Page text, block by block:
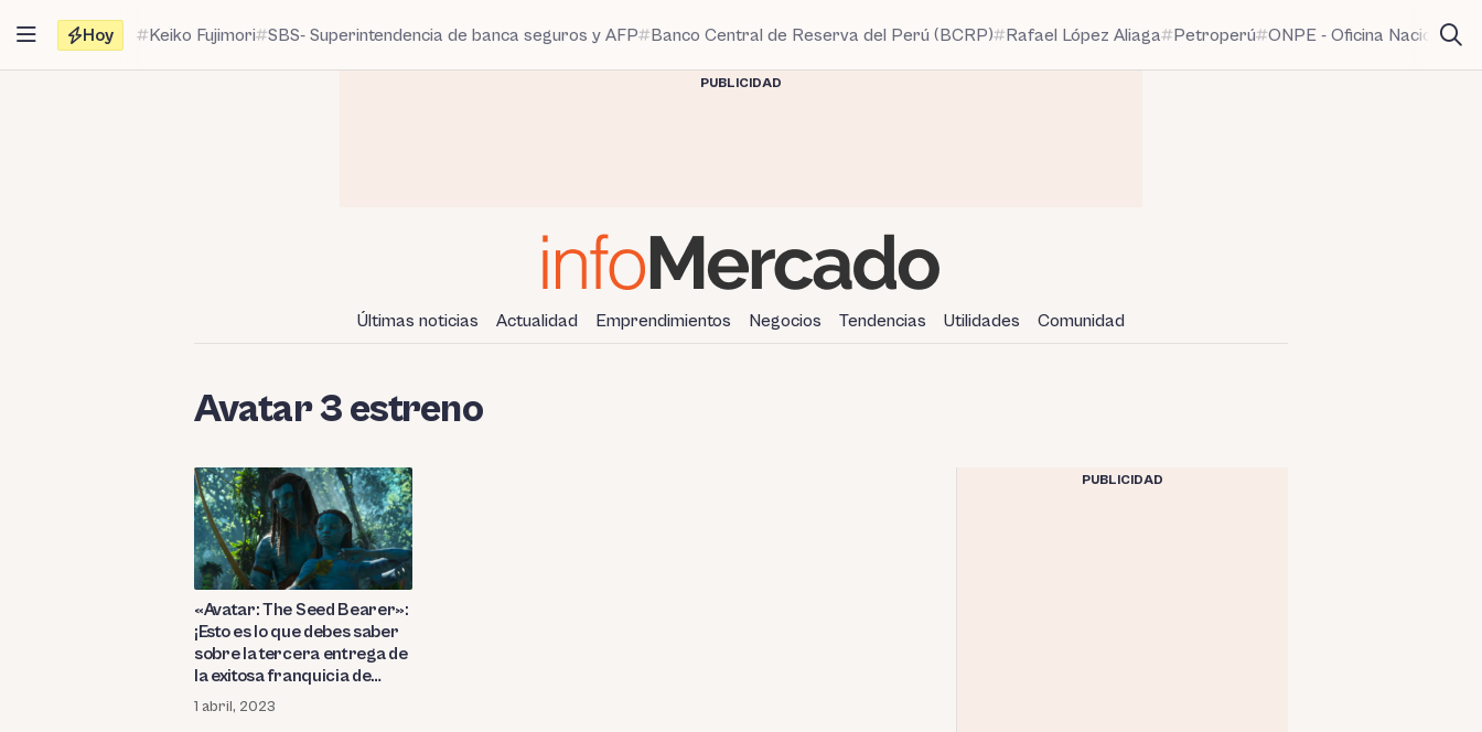
contenido
Hoy Keiko Fujimori SBS- Superintendencia de banca seguros y AFP Banco Central de Reserva del Perú (BCRP) Rafael López Aliaga Petroperú ONPE - Oficina Nacional
PUBLICIDAD
Últimas noticias Actualidad Emprendimientos Negocios Tendencias Utilidades Comunidad
Avatar 3 estreno
«Avatar: The Seed Bearer»:
¡Esto es lo que debes saber
sobre la tercera entrega de
la exitosa franquicia de
James Cameron! ¿Cuándo
se estrena «El camino del
1 abril, 2023
PUBLICIDAD